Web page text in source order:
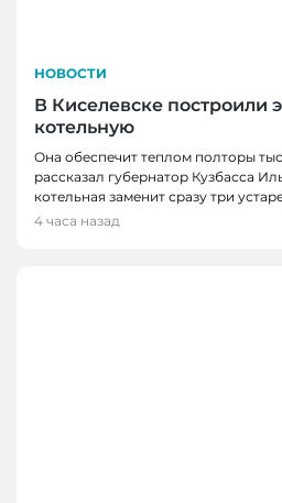
НОВОСТИ
В Киселевске построили
котельную
Она обеспечит теплом полторы
рассказал губернатор Кузбасса
котельная заменит сразу три
4 часа назад